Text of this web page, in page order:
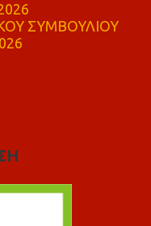
ΣΥΜΒΟΥΛΙΟΥ